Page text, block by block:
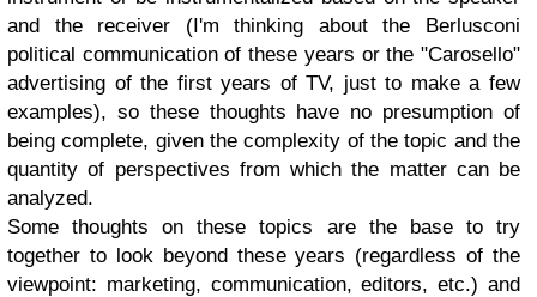
and the receiver (I'm thinking about the Berlusconi
political communication of these years or the "Carosello"
advertising of the first years of TV, just to make a few
examples), so these thoughts have no presumption of
being complete, given the complexity of the topic and the
quantity of perspectives from which the matter can be
analyzed.
Some thoughts on these topics are the base to try
together to look beyond these years (regardless of the
viewpoint: marketing, communication, editors, etc.) and